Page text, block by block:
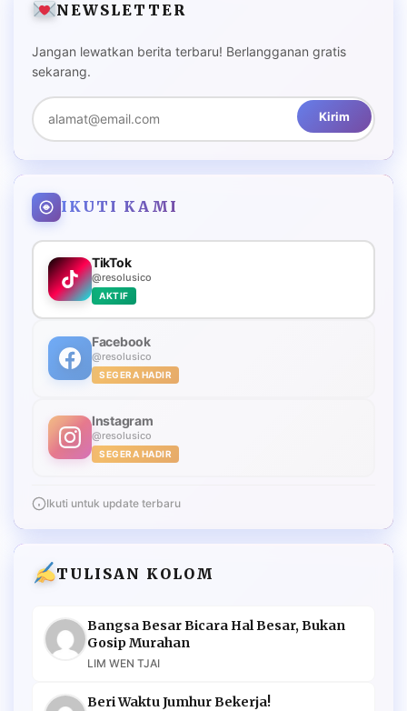
NEWSLETTER
Jangan lewatkan berita terbaru! Berlangganan gratis
sekarang.
Kirim
IKUTI KAMI
TikTok
@resolusico
AKTIF
Facebook
@resolusico
SEGERA HADIR
Instagram
@resolusico
SEGERA HADIR
Ikuti untuk update terbaru
TULISAN KOLOM
Bangsa Besar Bicara Hal Besar, Bukan
Gosip Murahan
LIM WEN TJAI
Beri Waktu Jumhur Bekerja!